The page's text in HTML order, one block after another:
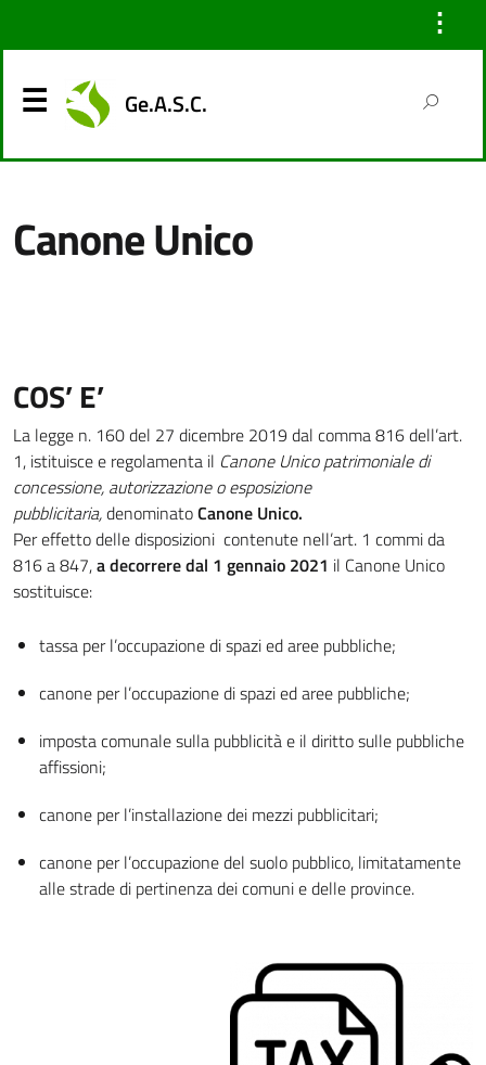
⋮
Ge.A.S.C.
Canone Unico
COS’ E’
La legge n. 160 del 27 dicembre 2019 dal comma 816 dell’art.
1, istituisce e regolamenta il Canone Unico patrimoniale di
concessione, autorizzazione o esposizione
pubblicitaria,denominatoCanone Unico.
Per effetto delle disposizioni contenute nell’art. 1 commi da
816 a 847,a decorrere dal 1 gennaio 2021 il Canone Unico
sostituisce:
tassa per l’occupazione di spazi ed aree pubbliche;
canone per l’occupazione di spazi ed aree pubbliche;
imposta comunale sulla pubblicità e il diritto sulle pubbliche
affissioni;
canone per l’installazione dei mezzi pubblicitari;
canone per l’occupazione del suolo pubblico, limitatamente
alle strade di pertinenza dei comuni e delle province.